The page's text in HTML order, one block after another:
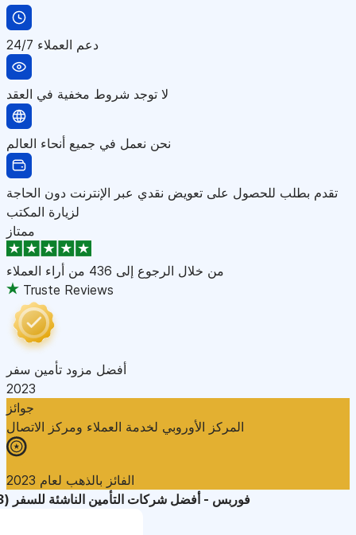
دعم العملاء 24/7
لا توجد شروط مخفية في العقد
نحن نعمل في جميع أنحاء العالم
تقدم بطلب للحصول على تعويض نقدي عبر الإنترنت دون الحاجة
لزيارة المكتب
ممتاز
من خلال الرجوع إلى 436 من أراء العملاء
Truste Reviews
أفضل مزود تأمين سفر
2023
جوائز
المركز الأوروبي لخدمة العملاء ومركز الاتصال
الفائز بالذهب لعام 2023
فوربس - أفضل شركات التأمين الناشئة للسفر (2023)